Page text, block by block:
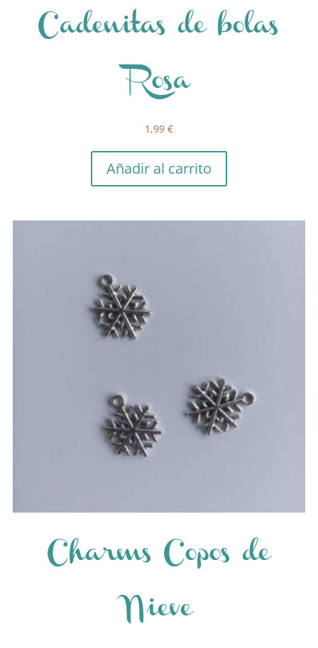
Cadenitas de bolas
Rosa
1,99 €
Añadir al carrito
Charms Copos de
Nieve